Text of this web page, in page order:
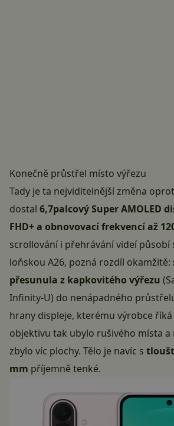
Konečně průstřel místo výřezu
Tady je ta nejviditelnější změna
dostal 6,7palcový Super AMOLED
FHD+ a obnovovací frekvencí až
scrollování i přehrávání videí působí
loňskou A26, pozná rozdíl okamžitě:
přesunula z kapkovitého výřezu
Infinity-U) do nenápadného
hrany displeje, kterému výrobce
objektivu tak ubylo rušivého místa a
zbylo víc plochy. Tělo je navíc s
mm příjemně tenké.